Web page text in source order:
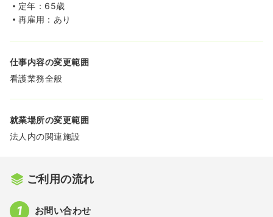
定年：65歳
再雇用：あり
仕事内容の変更範囲
看護業務全般
就業場所の変更範囲
法人内の関連施設
ご利用の流れ
お問い合わせ